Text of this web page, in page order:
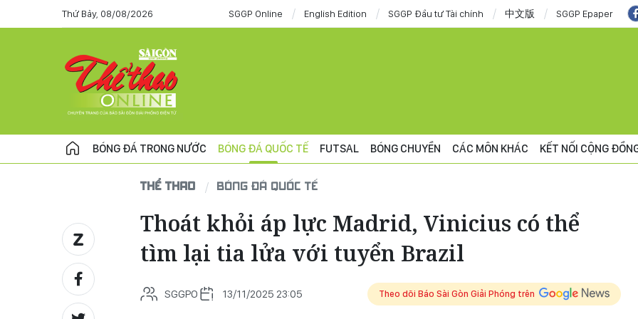
Thứ Bảy, 08/08/2026 SGGP Online English Edition SGGP Đầu tư Tài chính 中文版 SGGP Epaper
BÓNG ĐÁ TRONG NƯỚC BÓNG ĐÁ QUỐC TẾ FUTSAL BÓNG CHUYỀN CÁC MÔN KHÁC KẾT NỐI CỘNG
THỂ THAO BÓNG ĐÁ QUỐC TẾ
Thoát khỏi áp lực Madrid, Vinicius có thể
tìm lại tia lửa với tuyển Brazil
SGGPO 13/11/2025 23:05 Theo dõi Báo Sài Gòn Giải Phóng trên